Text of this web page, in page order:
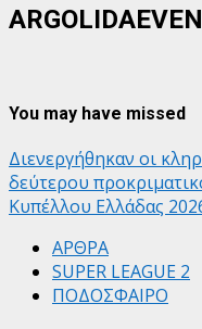
You may have missed
Διενεργήθηκαν οι
δεύτερου
Κυπέλλου Ελλάδας
ΑΡΘΡΑ
SUPER LEAGUE 2
ΠΟΔΟΣΦΑΙΡΟ